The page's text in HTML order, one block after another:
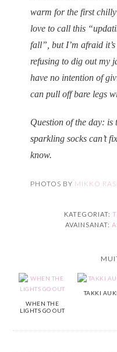
warm for the first chilly
love to call this
fall”, but I’m afraid
refusing to dig out my
have no intention of
can pull off bare legs
Question of the day:
sparkling socks can’t
know.
PHOTOS BY MIKKO
KATEGORIAT:
AVAINSANAT:
WHEN THE
LIGHTS GO OUT
TAKKI AUKI